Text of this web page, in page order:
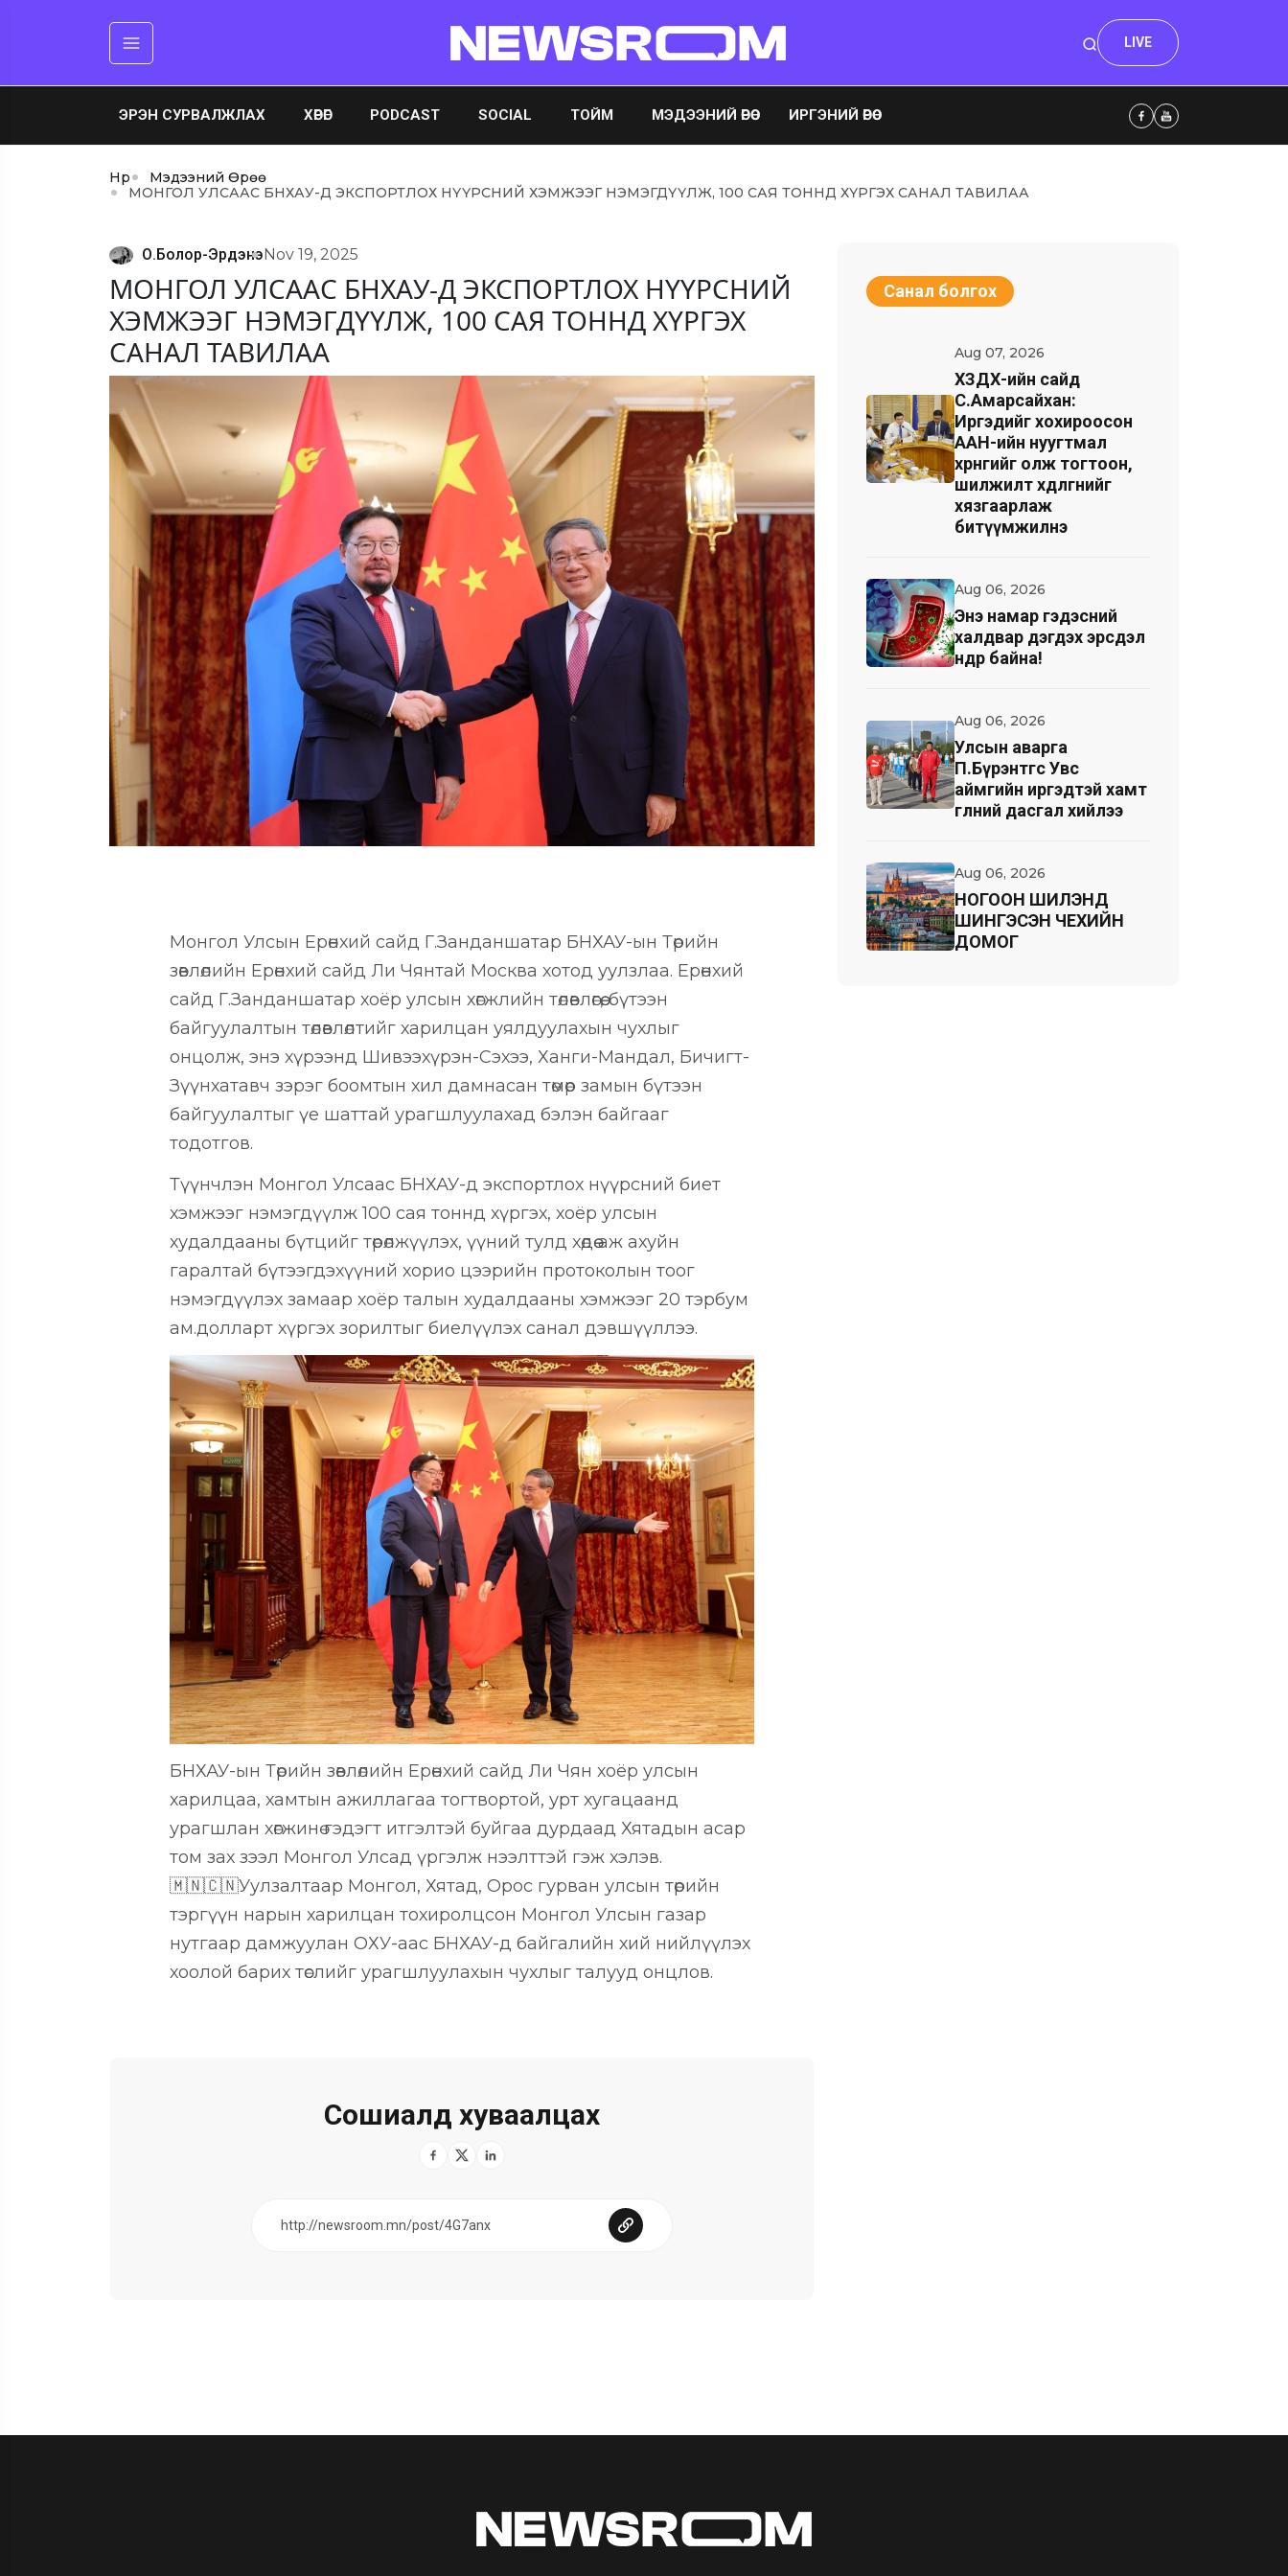
LIVE
ЭРЭН СУРВАЛЖЛАХ ХӨРӨГ PODCAST SOCIAL ТОЙМ МЭДЭЭНИЙ ӨРӨӨ ИРГЭНИЙ ӨРӨӨ
Нүүр
Мэдээний Өрөө
МОНГОЛ УЛСААС БНХАУ-Д ЭКСПОРТЛОХ НҮҮРСНИЙ ХЭМЖЭЭГ НЭМЭГДҮҮЛЖ, 100 САЯ ТОННД ХҮРГЭХ САНАЛ ТАВИЛАА
О.Болор-ЭрдэнэNov 19, 2025
МОНГОЛ УЛСААС БНХАУ-Д ЭКСПОРТЛОХ НҮҮРСНИЙ
ХЭМЖЭЭГ НЭМЭГДҮҮЛЖ, 100 САЯ ТОННД ХҮРГЭХ
САНАЛ ТАВИЛАА
Монгол Улсын Ерөнхий сайд Г.Занданшатар БНХАУ-ын Төрийн
зөвлөлийн Ерөнхий сайд Ли Чянтай Москва хотод уулзлаа. Ерөнхий
сайд Г.Занданшатар хоёр улсын хөгжлийн төлөвлөгөө, бүтээн
байгуулалтын төлөвлөлтийг харилцан уялдуулахын чухлыг
онцолж, энэ хүрээнд Шивээхүрэн-Сэхээ, Ханги-Мандал, Бичигт-
Зүүнхатавч зэрэг боомтын хил дамнасан төмөр замын бүтээн
байгуулалтыг үе шаттай урагшлуулахад бэлэн байгааг
тодотгов.
Түүнчлэн Монгол Улсаас БНХАУ-д экспортлох нүүрсний биет
хэмжээг нэмэгдүүлж 100 сая тоннд хүргэх, хоёр улсын
худалдааны бүтцийг төрөлжүүлэх, үүний тулд хөдөө аж ахуйн
гаралтай бүтээгдэхүүний хорио цээрийн протоколын тоог
нэмэгдүүлэх замаар хоёр талын худалдааны хэмжээг 20 тэрбум
ам.долларт хүргэх зорилтыг биелүүлэх санал дэвшүүллээ.
БНХАУ-ын Төрийн зөвлөлийн Ерөнхий сайд Ли Чян хоёр улсын
харилцаа, хамтын ажиллагаа тогтвортой, урт хугацаанд
урагшлан хөгжинө гэдэгт итгэлтэй буйгаа дурдаад Хятадын асар
том зах зээл Монгол Улсад үргэлж нээлттэй гэж хэлэв.
​🇲🇳🇨🇳Уулзалтаар Монгол, Хятад, Орос гурван улсын төрийн
тэргүүн нарын харилцан тохиролцсон Монгол Улсын газар
нутгаар дамжуулан ОХУ-аас БНХАУ-д байгалийн хий нийлүүлэх
хоолой барих төслийг урагшлуулахын чухлыг талууд онцлов.
Сошиалд хуваалцах
Санал болгох
Aug 07, 2026
ХЗДХ-ийн сайд
С.Амарсайхан:
Иргэдийг хохироосон
ААН-ийн нуугтмал
хөрөнгийг олж тогтоон,
шилжилт хөдөлгөөнийг
хязгаарлаж
битүүмжилнэ
Aug 06, 2026
Энэ намар гэдэсний
халдвар дэгдэх эрсдэл
өндөр байна!
Aug 06, 2026
Улсын аварга
П.Бүрэнтөгс Увс
аймгийн иргэдтэй хамт
өглөөний дасгал хийлээ
Aug 06, 2026
НОГООН ШИЛЭНД
ШИНГЭСЭН ЧЕХИЙН
ДОМОГ